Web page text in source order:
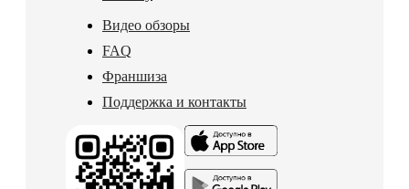
Видео обзоры
FAQ
Франшиза
Поддержка и контакты